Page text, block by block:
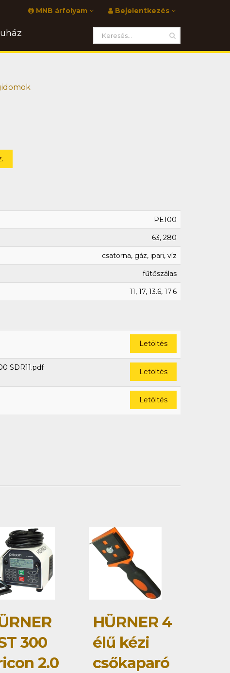
Bejelentkezés
MNB árfolyam
PE100
63, 280
csatorna, gáz, ipari, víz
fűtőszálas
11, 17, 13.6, 17.6
Letöltés
SDR11.pdf Letöltés
Letöltés
300
2.0
HÜRNER 4
élű kézi
csőkaparó